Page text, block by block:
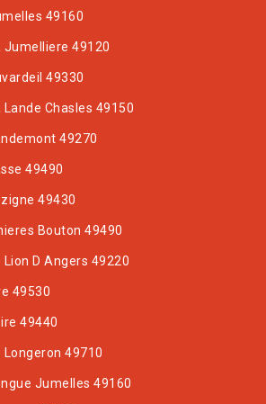
49160
Jumelliere 49120
49330
Lande Chasles 49150
49270
49490
49430
Bouton 49490
Lion D Angers 49220
49530
49440
Longeron 49710
Jumelles 49160